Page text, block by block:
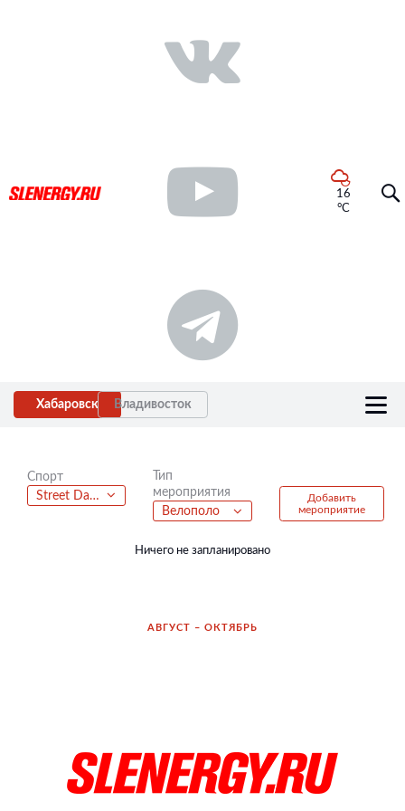
16
°C
Хабаровск Владивосток
Спорт
Street Dance
Тип
мероприятия
Велополо
Добавить
мероприятие
Ничего не запланировано
АВГУСТ – ОКТЯБРЬ